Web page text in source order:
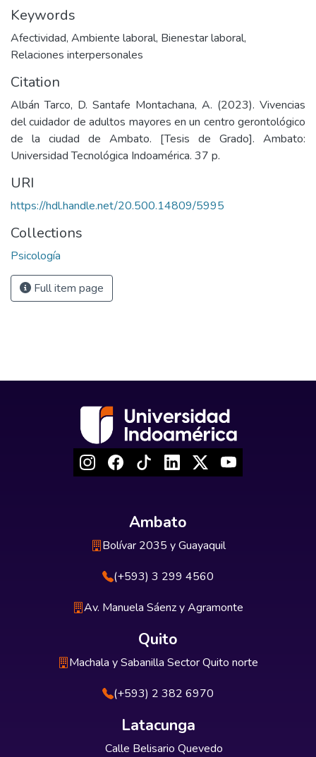
Keywords
Afectividad, Ambiente laboral, Bienestar laboral,
Relaciones interpersonales
Citation
Albán Tarco, D. Santafe Montachana, A. (2023). Vivencias
del cuidador de adultos mayores en un centro gerontológico
de la ciudad de Ambato. [Tesis de Grado]. Ambato:
Universidad Tecnológica Indoamérica. 37 p.
URI
https://hdl.handle.net/20.500.14809/5995
Collections
Psicología
Full item page
Ambato
Bolívar 2035 y Guayaquil
(+593) 3 299 4560
Av. Manuela Sáenz y Agramonte
Quito
Machala y Sabanilla Sector Quito norte
(+593) 2 382 6970
Latacunga
Calle Belisario Quevedo